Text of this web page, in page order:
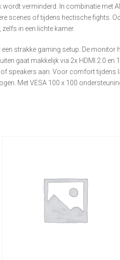
verminderd. In combinatie
scenes of tijdens hectische fights.
in een lichte kamer.
strakke gaming setup. De
gaat makkelijk via 2x HDMI 2.0
speakers aan. Voor comfort
Met VESA 100 x 100